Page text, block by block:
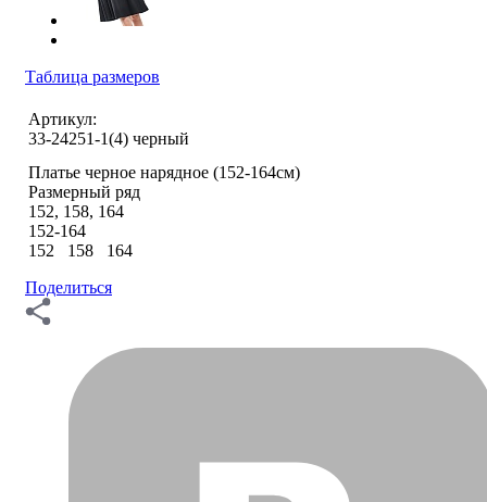
Таблица размеров
Артикул:
33-24251-1(4) черный
Платье черное нарядное (152-164см)
Размерный ряд
152, 158, 164
152-164
152 158 164
Поделиться